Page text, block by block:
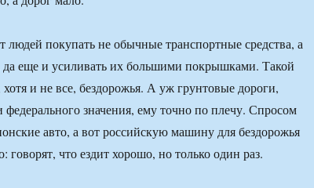
людей покупать не обычные транспортные средства, а
да еще и усиливать их большими покрышками. Такой
и не все, бездорожья. А уж грунтовые дороги,
федерального значения, ему точно по плечу. Спросом
авто, а вот российскую машину для бездорожья
говорят, что ездит хорошо, но только один раз.